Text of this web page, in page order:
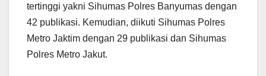
tertinggi yakni Sihumas Polres Banyumas dengan
42 publikasi. Kemudian, diikuti Sihumas Polres
Metro Jaktim dengan 29 publikasi dan Sihumas
Polres Metro Jakut.